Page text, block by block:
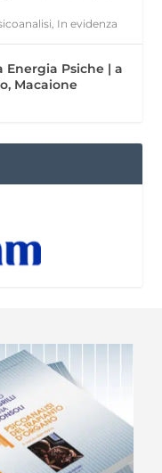
, In evidenza
Energia Psiche | a
Macaione